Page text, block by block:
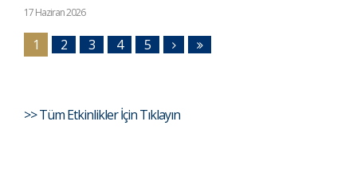
17 Haziran 2026
1 2 3 4 5
>> Tüm Etkinlikler İçin Tıklayın